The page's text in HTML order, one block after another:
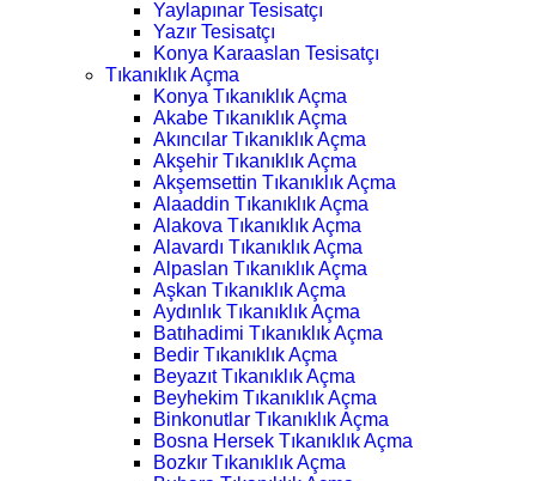
Yaylapınar Tesisatçı
Yazır Tesisatçı
Konya Karaaslan Tesisatçı
Tıkanıklık Açma
Konya Tıkanıklık Açma
Akabe Tıkanıklık Açma
Akıncılar Tıkanıklık Açma
Akşehir Tıkanıklık Açma
Akşemsettin Tıkanıklık Açma
Alaaddin Tıkanıklık Açma
Alakova Tıkanıklık Açma
Alavardı Tıkanıklık Açma
Alpaslan Tıkanıklık Açma
Aşkan Tıkanıklık Açma
Aydınlık Tıkanıklık Açma
Batıhadimi Tıkanıklık Açma
Bedir Tıkanıklık Açma
Beyazıt Tıkanıklık Açma
Beyhekim Tıkanıklık Açma
Binkonutlar Tıkanıklık Açma
Bosna Hersek Tıkanıklık Açma
Bozkır Tıkanıklık Açma